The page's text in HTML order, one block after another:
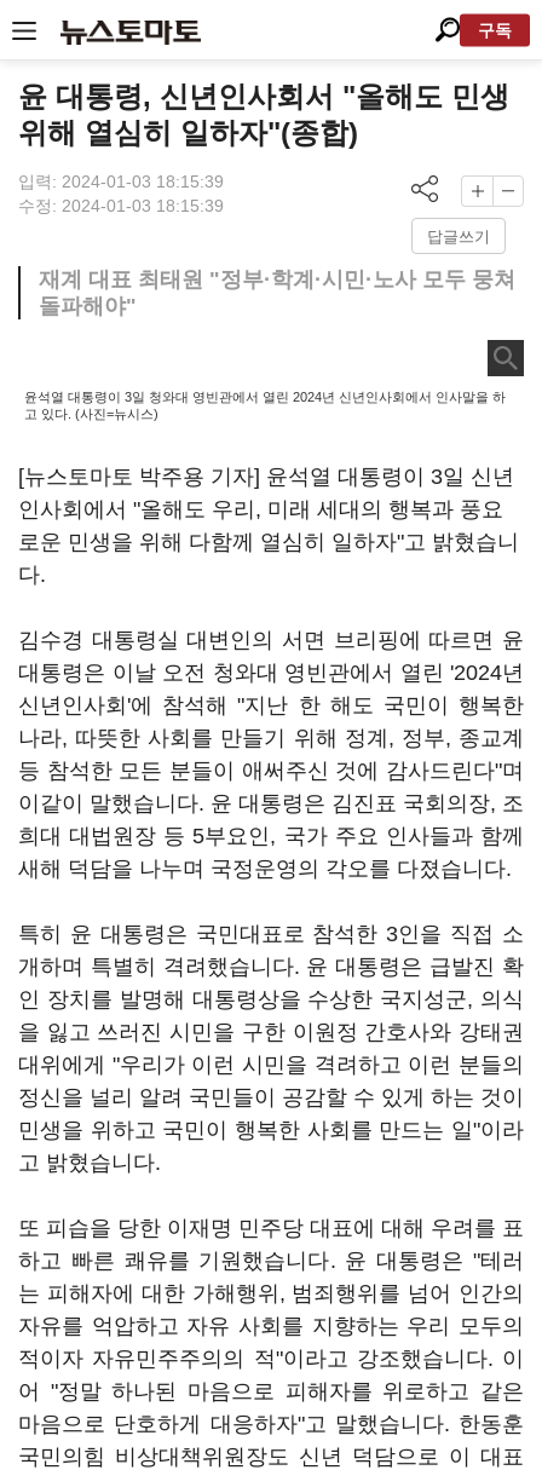
구독
윤 대통령, 신년인사회서 "올해도 민생
위해 열심히 일하자"(종합)
입력: 2024-01-03 18:15:39
수정: 2024-01-03 18:15:39
답글쓰기
재계 대표 최태원 "정부·학계·시민·노사 모두 뭉쳐
돌파해야"
윤석열 대통령이 3일 청와대 영빈관에서 열린 2024년 신년인사회에서 인사말을 하
고 있다. (사진=뉴시스)
[뉴스토마토 박주용 기자] 윤석열 대통령이 3일 신년
인사회에서 "올해도 우리, 미래 세대의 행복과 풍요
로운 민생을 위해 다함께 열심히 일하자"고 밝혔습니
다.
김수경 대통령실 대변인의 서면 브리핑에 따르면 윤
대통령은 이날 오전 청와대 영빈관에서 열린 '2024년
신년인사회'에 참석해 "지난 한 해도 국민이 행복한
나라, 따뜻한 사회를 만들기 위해 정계, 정부, 종교계
등 참석한 모든 분들이 애써주신 것에 감사드린다"며
이같이 말했습니다. 윤 대통령은 김진표 국회의장, 조
희대 대법원장 등 5부요인, 국가 주요 인사들과 함께
새해 덕담을 나누며 국정운영의 각오를 다졌습니다.
특히 윤 대통령은 국민대표로 참석한 3인을 직접 소
개하며 특별히 격려했습니다. 윤 대통령은 급발진 확
인 장치를 발명해 대통령상을 수상한 국지성군, 의식
을 잃고 쓰러진 시민을 구한 이원정 간호사와 강태권
대위에게 "우리가 이런 시민을 격려하고 이런 분들의
정신을 널리 알려 국민들이 공감할 수 있게 하는 것이
민생을 위하고 국민이 행복한 사회를 만드는 일"이라
고 밝혔습니다.
또 피습을 당한 이재명 민주당 대표에 대해 우려를 표
하고 빠른 쾌유를 기원했습니다. 윤 대통령은 "테러
는 피해자에 대한 가해행위, 범죄행위를 넘어 인간의
자유를 억압하고 자유 사회를 지향하는 우리 모두의
적이자 자유민주주의의 적"이라고 강조했습니다. 이
어 "정말 하나된 마음으로 피해자를 위로하고 같은
마음으로 단호하게 대응하자"고 말했습니다. 한동훈
국민의힘 비상대책위원장도 신년 덕담으로 이 대표